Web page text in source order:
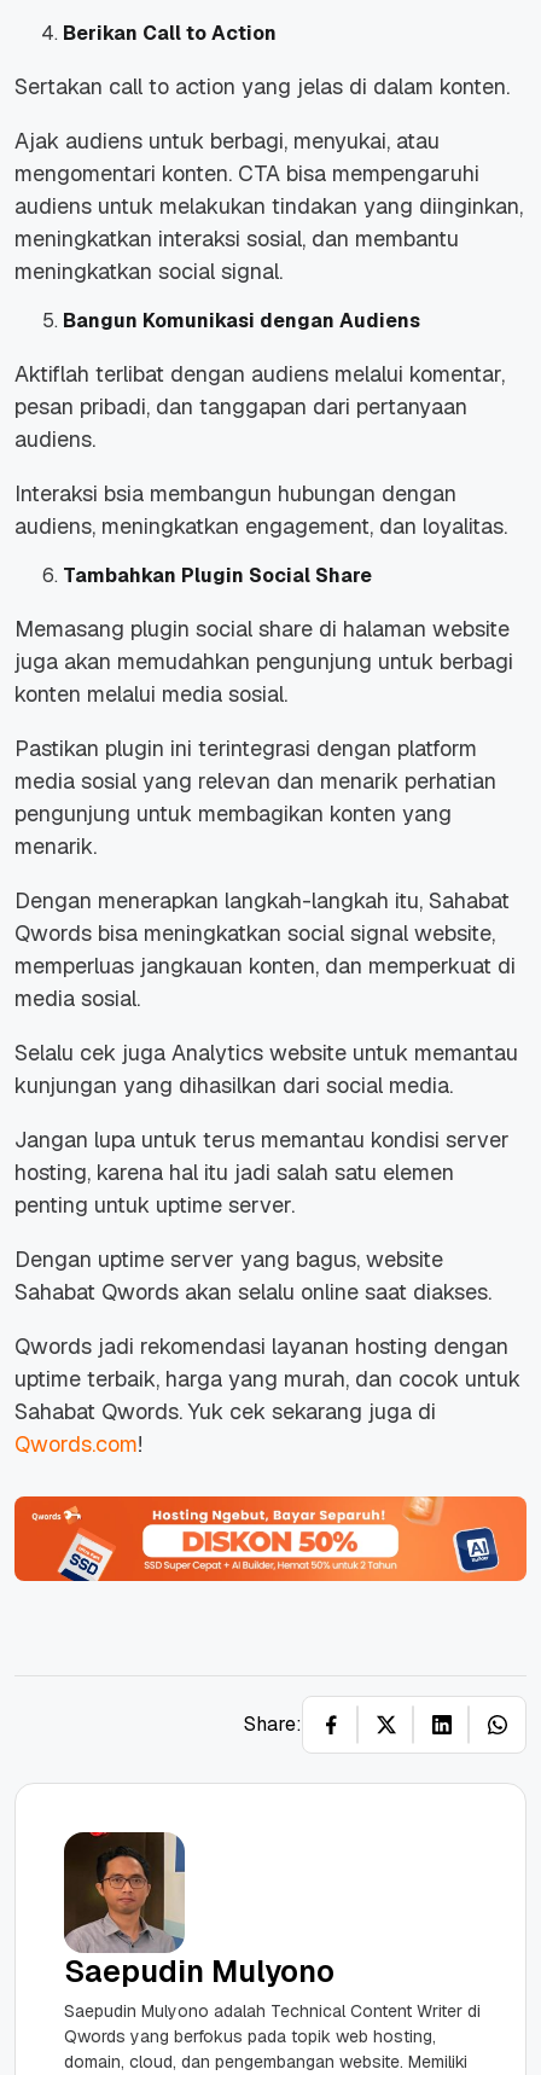
Berikan Call to Action
Sertakan call to action yang jelas di dalam konten.
Ajak audiens untuk berbagi, menyukai, atau
mengomentari konten. CTA bisa mempengaruhi
audiens untuk melakukan tindakan yang diinginkan,
meningkatkan interaksi sosial, dan membantu
meningkatkan social signal.
Bangun Komunikasi dengan Audiens
Aktiflah terlibat dengan audiens melalui komentar,
pesan pribadi, dan tanggapan dari pertanyaan
audiens.
Interaksi bsia membangun hubungan dengan
audiens, meningkatkan engagement, dan loyalitas.
Tambahkan Plugin Social Share
Memasang plugin social share di halaman website
juga akan memudahkan pengunjung untuk berbagi
konten melalui media sosial.
Pastikan plugin ini terintegrasi dengan platform
media sosial yang relevan dan menarik perhatian
pengunjung untuk membagikan konten yang
menarik.
Dengan menerapkan langkah-langkah itu, Sahabat
Qwords bisa meningkatkan social signal website,
memperluas jangkauan konten, dan memperkuat di
media sosial.
Selalu cek juga Analytics website untuk memantau
kunjungan yang dihasilkan dari social media.
Jangan lupa untuk terus memantau kondisi server
hosting, karena hal itu jadi salah satu elemen
penting untuk uptime server.
Dengan uptime server yang bagus, website
Sahabat Qwords akan selalu online saat diakses.
Qwords jadi rekomendasi layanan hosting dengan
uptime terbaik, harga yang murah, dan cocok untuk
Sahabat Qwords. Yuk cek sekarang juga di
Qwords.com!
Share:
Saepudin Mulyono
Saepudin Mulyono adalah Technical Content Writer di
Qwords yang berfokus pada topik web hosting,
domain, cloud, dan pengembangan website. Memiliki